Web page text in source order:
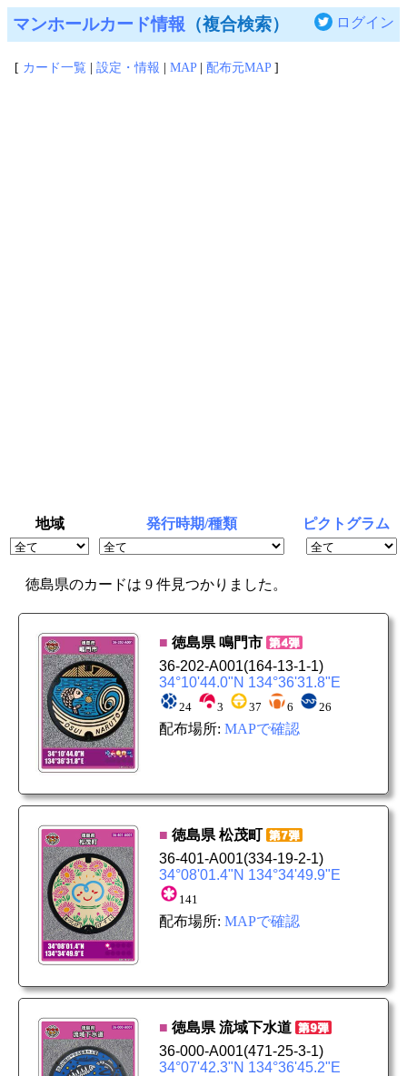
マンホールカード情報 （複合検索） ログイン
[ カード一覧 設定・情報 MAP| 配布元MAP]
地域 発行時期/種類 ピクトグラム
徳島県のカードは 9 件見つかりました。
■ 徳島県 鳴門市
36-202-A001(164-13-1-1)
34°10'44.0"N 134°36'31.8"E
24 3 37 6 26
配布場所: MAPで確認
■ 徳島県 松茂町
36-401-A001(334-19-2-1)
34°08'01.4"N 134°34'49.9"E
141
配布場所: MAPで確認
■ 徳島県 流域下水道
36-000-A001(471-25-3-1)
34°07'42.3"N 134°36'45.2"E